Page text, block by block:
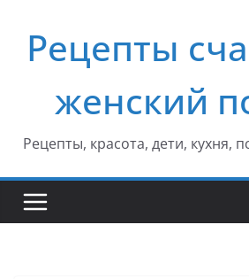
содержимому
Рецепты
женский
Рецепты, красота, дети, кухня,